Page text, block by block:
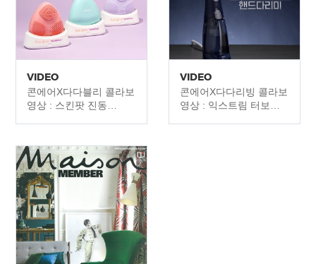
VIDEO
콘에어X다다블리 콜라보
영상 : 스킨팟 진동
VIDEO
콘에어X다다리빙 콜라보
영상 : 익스트림 터보